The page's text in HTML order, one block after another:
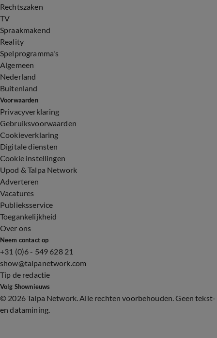
Rechtszaken
TV
Spraakmakend
Reality
Spelprogramma's
Algemeen
Nederland
Buitenland
Voorwaarden
Privacyverklaring
Gebruiksvoorwaarden
Cookieverklaring
Digitale diensten
Cookie instellingen
Upod & Talpa Network
Adverteren
Vacatures
Publieksservice
Toegankelijkheid
Over ons
Neem contact op
+31 (0)6 - 549 628 21
show@talpanetwork.com
Tip de redactie
Volg Shownieuws
© 2026 Talpa Network. Alle rechten voorbehouden. Geen tekst-
en datamining.